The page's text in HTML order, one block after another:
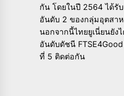
กัน โดยในปี 2564 ได้รั
อันดับ 2 ของกลุ่มอุตสา
นอกจากนี้ไทยยูเนี่ยนยัง
อันดับดัชนี
ที่ 5 ติดต่อกัน